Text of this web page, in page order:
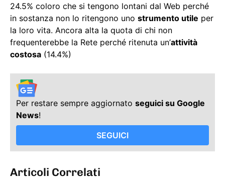
24.5% coloro che si tengono lontani dal Web perché
in sostanza non lo ritengono uno strumento utile per
la loro vita. Ancora alta la quota di chi non
frequenterebbe la Rete perché ritenuta un’attività
costosa (14.4%)
Per restare sempre aggiornato seguici su Google
News!
SEGUICI
Articoli Correlati